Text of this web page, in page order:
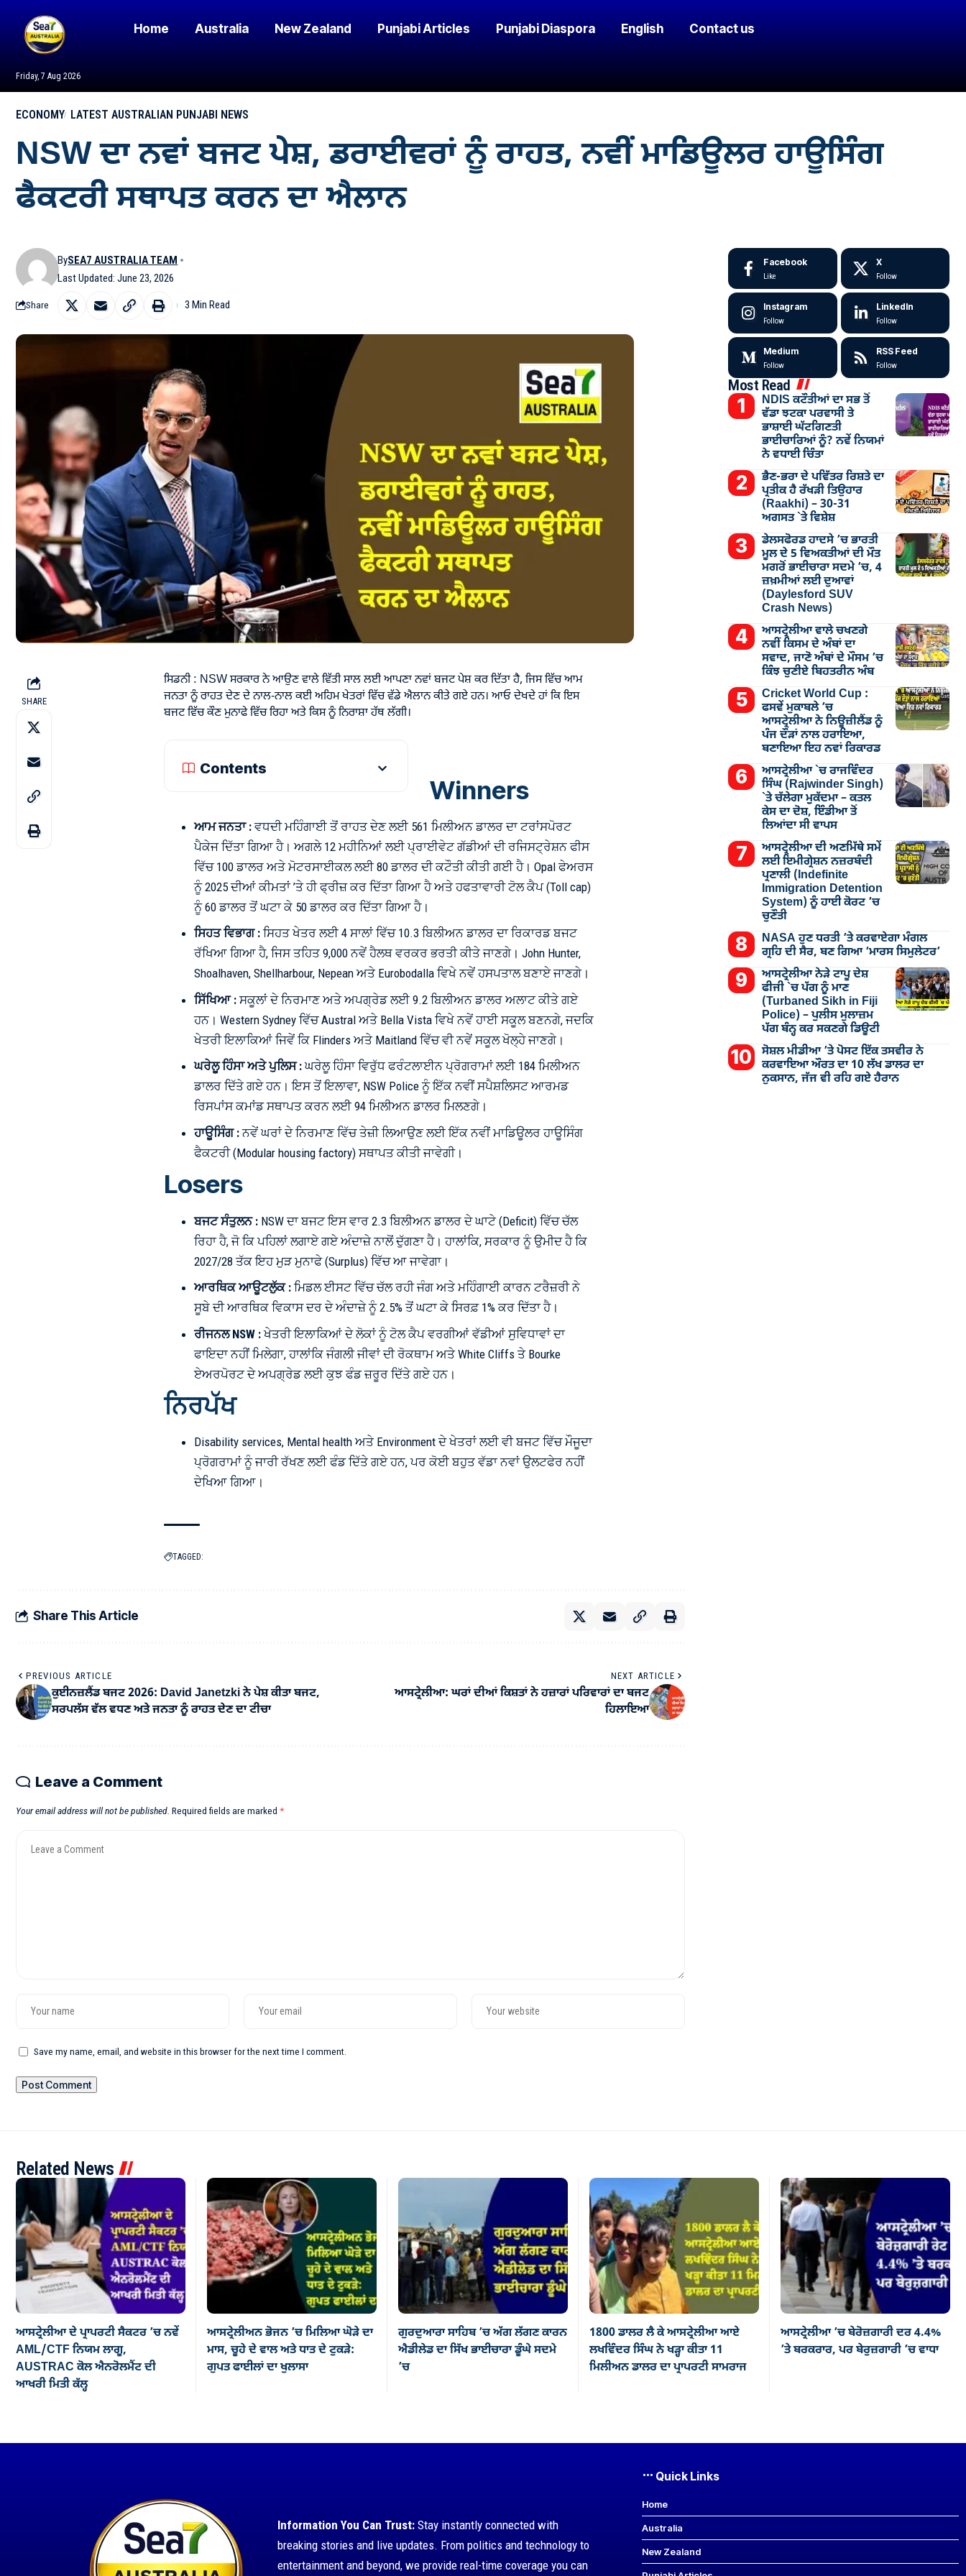
Friday, 7 Aug 2026
Home Australia New Zealand Punjabi Articles Punjabi Diaspora English Contact us
ECONOMY LATEST AUSTRALIAN PUNJABI NEWS
NSW ਦਾ ਨਵਾਂ ਬਜਟ ਪੇਸ਼, ਡਰਾਈਵਰਾਂ ਨੂੰ ਰਾਹਤ, ਨਵੀਂ ਮਾਡਿਊਲਰ ਹਾਊਸਿੰਗ
ਫੈਕਟਰੀ ਸਥਾਪਤ ਕਰਨ ਦਾ ਐਲਾਨ
Last Updated: June 23, 2026
BySEA7 AUSTRALIA TEAM
Share 3 Min Read
SHARE
ਸਿਡਨੀ : NSW ਸਰਕਾਰ ਨੇ ਆਉਣ ਵਾਲੇ ਵਿੱਤੀ ਸਾਲ ਲਈ ਆਪਣਾ ਨਵਾਂ ਬਜਟ ਪੇਸ਼ ਕਰ ਦਿੱਤਾ ਹੈ, ਜਿਸ ਵਿੱਚ ਆਮ
ਜਨਤਾ ਨੂੰ ਰਾਹਤ ਦੇਣ ਦੇ ਨਾਲ-ਨਾਲ ਕਈ ਅਹਿਮ ਖੇਤਰਾਂ ਵਿੱਚ ਵੱਡੇ ਐਲਾਨ ਕੀਤੇ ਗਏ ਹਨ। ਆਓ ਦੇਖਦੇ ਹਾਂ ਕਿ ਇਸ
ਬਜਟ ਵਿੱਚ ਕੌਣ ਮੁਨਾਫੇ ਵਿੱਚ ਰਿਹਾ ਅਤੇ ਕਿਸ ਨੂੰ ਨਿਰਾਸ਼ਾ ਹੱਥ ਲੱਗੀ।
Contents
Winners
ਆਮ ਜਨਤਾ :ਵਧਦੀ ਮਹਿੰਗਾਈ ਤੋਂ ਰਾਹਤ ਦੇਣ ਲਈ 561 ਮਿਲੀਅਨ ਡਾਲਰ ਦਾ ਟਰਾਂਸਪੋਰਟ
ਪੈਕੇਜ ਦਿੱਤਾ ਗਿਆ ਹੈ। ਅਗਲੇ 12 ਮਹੀਨਿਆਂ ਲਈ ਪ੍ਰਾਈਵੇਟ ਗੱਡੀਆਂ ਦੀ ਰਜਿਸਟ੍ਰੇਸ਼ਨ ਫੀਸ
ਵਿੱਚ 100 ਡਾਲਰ ਅਤੇ ਮੋਟਰਸਾਈਕਲ ਲਈ 80 ਡਾਲਰ ਦੀ ਕਟੌਤੀ ਕੀਤੀ ਗਈ ਹੈ। Opal ਫੇਅਰਸ
ਨੂੰ 2025 ਦੀਆਂ ਕੀਮਤਾਂ ’ਤੇ ਹੀ ਫ੍ਰੀਜ਼ ਕਰ ਦਿੱਤਾ ਗਿਆ ਹੈ ਅਤੇ ਹਫਤਾਵਾਰੀ ਟੋਲ ਕੈਪ (Toll cap)
ਨੂੰ 60 ਡਾਲਰ ਤੋਂ ਘਟਾ ਕੇ 50 ਡਾਲਰ ਕਰ ਦਿੱਤਾ ਗਿਆ ਹੈ।
ਸਿਹਤ ਵਿਭਾਗ : ਸਿਹਤ ਖੇਤਰ ਲਈ 4 ਸਾਲਾਂ ਵਿੱਚ 10.3 ਬਿਲੀਅਨ ਡਾਲਰ ਦਾ ਰਿਕਾਰਡ ਬਜਟ
ਰੱਖਿਆ ਗਿਆ ਹੈ, ਜਿਸ ਤਹਿਤ 9,000 ਨਵੇਂ ਹੈਲਥ ਵਰਕਰ ਭਰਤੀ ਕੀਤੇ ਜਾਣਗੇ। John Hunter,
Shoalhaven, Shellharbour, Nepean ਅਤੇ Eurobodalla ਵਿਖੇ ਨਵੇਂ ਹਸਪਤਾਲ ਬਣਾਏ ਜਾਣਗੇ।
ਸਿੱਖਿਆ :ਸਕੂਲਾਂ ਦੇ ਨਿਰਮਾਣ ਅਤੇ ਅਪਗ੍ਰੇਡ ਲਈ 9.2 ਬਿਲੀਅਨ ਡਾਲਰ ਅਲਾਟ ਕੀਤੇ ਗਏ
ਹਨ। Western Sydney ਵਿੱਚ Austral ਅਤੇ Bella Vista ਵਿਖੇ ਨਵੇਂ ਹਾਈ ਸਕੂਲ ਬਣਨਗੇ, ਜਦਕਿ
ਖੇਤਰੀ ਇਲਾਕਿਆਂ ਜਿਵੇਂ ਕਿ Flinders ਅਤੇ Maitland ਵਿੱਚ ਵੀ ਨਵੇਂ ਸਕੂਲ ਖੋਲ੍ਹੇ ਜਾਣਗੇ।
ਘਰੇਲੂ ਹਿੰਸਾ ਅਤੇ ਪੁਲਿਸ :ਘਰੇਲੂ ਹਿੰਸਾ ਵਿਰੁੱਧ ਫਰੰਟਲਾਈਨ ਪ੍ਰੋਗਰਾਮਾਂ ਲਈ 184 ਮਿਲੀਅਨ
ਡਾਲਰ ਦਿੱਤੇ ਗਏ ਹਨ। ਇਸ ਤੋਂ ਇਲਾਵਾ, NSW Police ਨੂੰ ਇੱਕ ਨਵੀਂ ਸਪੈਸ਼ਲਿਸਟ ਆਰਮਡ
ਰਿਸਪਾਂਸ ਕਮਾਂਡ ਸਥਾਪਤ ਕਰਨ ਲਈ 94 ਮਿਲੀਅਨ ਡਾਲਰ ਮਿਲਣਗੇ।
ਹਾਊਸਿੰਗ :ਨਵੇਂ ਘਰਾਂ ਦੇ ਨਿਰਮਾਣ ਵਿੱਚ ਤੇਜ਼ੀ ਲਿਆਉਣ ਲਈ ਇੱਕ ਨਵੀਂ ਮਾਡਿਊਲਰ ਹਾਊਸਿੰਗ
ਫੈਕਟਰੀ (Modular housing factory) ਸਥਾਪਤ ਕੀਤੀ ਜਾਵੇਗੀ।
Losers
ਬਜਟ ਸੰਤੁਲਨ : NSW ਦਾ ਬਜਟ ਇਸ ਵਾਰ 2.3 ਬਿਲੀਅਨ ਡਾਲਰ ਦੇ ਘਾਟੇ (Deficit) ਵਿੱਚ ਚੱਲ
ਰਿਹਾ ਹੈ, ਜੋ ਕਿ ਪਹਿਲਾਂ ਲਗਾਏ ਗਏ ਅੰਦਾਜ਼ੇ ਨਾਲੋਂ ਦੁੱਗਣਾ ਹੈ। ਹਾਲਾਂਕਿ, ਸਰਕਾਰ ਨੂੰ ਉਮੀਦ ਹੈ ਕਿ
2027/28 ਤੱਕ ਇਹ ਮੁੜ ਮੁਨਾਫੇ (Surplus) ਵਿੱਚ ਆ ਜਾਵੇਗਾ।
ਆਰਥਿਕ ਆਊਟਲੁੱਕ : ਮਿਡਲ ਈਸਟ ਵਿੱਚ ਚੱਲ ਰਹੀ ਜੰਗ ਅਤੇ ਮਹਿੰਗਾਈ ਕਾਰਨ ਟਰੈਜ਼ਰੀ ਨੇ
ਸੂਬੇ ਦੀ ਆਰਥਿਕ ਵਿਕਾਸ ਦਰ ਦੇ ਅੰਦਾਜ਼ੇ ਨੂੰ 2.5% ਤੋਂ ਘਟਾ ਕੇ ਸਿਰਫ਼ 1% ਕਰ ਦਿੱਤਾ ਹੈ।
ਰੀਜਨਲ NSW :ਖੇਤਰੀ ਇਲਾਕਿਆਂ ਦੇ ਲੋਕਾਂ ਨੂੰ ਟੋਲ ਕੈਪ ਵਰਗੀਆਂ ਵੱਡੀਆਂ ਸੁਵਿਧਾਵਾਂ ਦਾ
ਫਾਇਦਾ ਨਹੀਂ ਮਿਲੇਗਾ, ਹਾਲਾਂਕਿ ਜੰਗਲੀ ਜੀਵਾਂ ਦੀ ਰੋਕਥਾਮ ਅਤੇ White Cliffs ਤੇ Bourke
ਏਅਰਪੋਰਟ ਦੇ ਅਪਗ੍ਰੇਡ ਲਈ ਕੁਝ ਫੰਡ ਜ਼ਰੂਰ ਦਿੱਤੇ ਗਏ ਹਨ।
ਨਿਰਪੱਖ
Disability services, Mental health ਅਤੇ Environment ਦੇ ਖੇਤਰਾਂ ਲਈ ਵੀ ਬਜਟ ਵਿੱਚ ਮੌਜੂਦਾ
ਪ੍ਰੋਗਰਾਮਾਂ ਨੂੰ ਜਾਰੀ ਰੱਖਣ ਲਈ ਫੰਡ ਦਿੱਤੇ ਗਏ ਹਨ, ਪਰ ਕੋਈ ਬਹੁਤ ਵੱਡਾ ਨਵਾਂ ਉਲਟਫੇਰ ਨਹੀਂ
ਦੇਖਿਆ ਗਿਆ।
TAGGED:
Share This Article
PREVIOUS ARTICLE
ਕੁਈਨਜ਼ਲੈਂਡ ਬਜਟ 2026: David Janetzki ਨੇ ਪੇਸ਼ ਕੀਤਾ ਬਜਟ,
ਸਰਪਲੱਸ ਵੱਲ ਵਧਣ ਅਤੇ ਜਨਤਾ ਨੂੰ ਰਾਹਤ ਦੇਣ ਦਾ ਟੀਚਾ
NEXT ARTICLE
ਆਸਟ੍ਰੇਲੀਆ: ਘਰਾਂ ਦੀਆਂ ਕਿਸ਼ਤਾਂ ਨੇ ਹਜ਼ਾਰਾਂ ਪਰਿਵਾਰਾਂ ਦਾ ਬਜਟ
ਹਿਲਾਇਆ
Leave a Comment
Your email address will not be published. Required fields are marked *
Save my name, email, and website in this browser for the next time I comment.
Facebook
Like
X
Follow
Instagram
Follow
LinkedIn
Follow
Medium
Follow
RSS Feed
Follow
Most Read
NDIS ਕਟੌਤੀਆਂ ਦਾ ਸਭ ਤੋਂ
ਵੱਡਾ ਝਟਕਾ ਪਰਵਾਸੀ ਤੇ
ਭਾਸ਼ਾਈ ਘੱਟਗਿਣਤੀ
ਭਾਈਚਾਰਿਆਂ ਨੂੰ? ਨਵੇਂ ਨਿਯਮਾਂ
ਨੇ ਵਧਾਈ ਚਿੰਤਾ
ਭੈਣ-ਭਰਾ ਦੇ ਪਵਿੱਤਰ ਰਿਸ਼ਤੇ ਦਾ
ਪ੍ਰਤੀਕ ਹੈ ਰੱਖੜੀ ਤਿਉਹਾਰ
(Raakhi) – 30-31
ਅਗਸਤ `ਤੇ ਵਿਸ਼ੇਸ਼
ਡੇਲਸਫੋਰਡ ਹਾਦਸੇ ’ਚ ਭਾਰਤੀ
ਮੂਲ ਦੇ 5 ਵਿਅਕਤੀਆਂ ਦੀ ਮੌਤ
ਮਗਰੋਂ ਭਾਈਚਾਰਾ ਸਦਮੇ ’ਚ, 4
ਜ਼ਖ਼ਮੀਆਂ ਲਈ ਦੁਆਵਾਂ
(Daylesford SUV
Crash News)
ਆਸਟ੍ਰੇਲੀਆ ਵਾਲੇ ਚਖਣਗੇ
ਨਵੀਂ ਕਿਸਮ ਦੇ ਅੰਬਾਂ ਦਾ
ਸਵਾਦ, ਜਾਣੋ ਅੰਬਾਂ ਦੇ ਮੌਸਮ ’ਚ
ਕਿੰਝ ਚੁਣੀਏ ਬਿਹਤਰੀਨ ਅੰਬ
Cricket World Cup :
ਫਸਵੇਂ ਮੁਕਾਬਲੇ ’ਚ
ਆਸਟ੍ਰੇਲੀਆ ਨੇ ਨਿਊਜ਼ੀਲੈਂਡ ਨੂੰ
ਪੰਜ ਦੌੜਾਂ ਨਾਲ ਹਰਾਇਆ,
ਬਣਾਇਆ ਇਹ ਨਵਾਂ ਰਿਕਾਰਡ
ਆਸਟ੍ਰੇਲੀਆ `ਚ ਰਾਜਵਿੰਦਰ
ਸਿੰਘ (Rajwinder Singh)
`ਤੇ ਚੱਲੇਗਾ ਮੁੁਕੱਦਮਾ – ਕਤਲ
ਕੇਸ ਦਾ ਦੋਸ਼, ਇੰਡੀਆ ਤੋਂ
ਲਿਆਂਦਾ ਸੀ ਵਾਪਸ
ਆਸਟ੍ਰੇਲੀਆ ਦੀ ਅਣਮਿੱਥੇ ਸਮੇਂ
ਲਈ ਇਮੀਗ੍ਰੇਸ਼ਨ ਨਜ਼ਰਬੰਦੀ
ਪ੍ਰਣਾਲੀ (Indefinite
Immigration Detention
System) ਨੂੰ ਹਾਈ ਕੋਰਟ ’ਚ
ਚੁਣੌਤੀ
NASA ਹੁਣ ਧਰਤੀ ’ਤੇ ਕਰਵਾਏਗਾ ਮੰਗਲ
ਗ੍ਰਹਿ ਦੀ ਸੈਰ, ਬਣ ਗਿਆ ‘ਮਾਰਸ ਸਿਮੁਲੇਟਰ’
ਆਸਟ੍ਰੇਲੀਆ ਨੇੜੇ ਟਾਪੂ ਦੇਸ਼
ਫੀਜੀ `ਚ ਪੱਗ ਨੂੰ ਮਾਣ
(Turbaned Sikh in Fiji
Police) – ਪੁਲੀਸ ਮੁਲਾਜ਼ਮ
ਪੱਗ ਬੰਨ੍ਹ ਕਰ ਸਕਣਗੇ ਡਿਊਟੀ
ਸੋਸ਼ਲ ਮੀਡੀਆ ’ਤੇ ਪੋਸਟ ਇੱਕ ਤਸਵੀਰ ਨੇ
ਕਰਵਾਇਆ ਔਰਤ ਦਾ 10 ਲੱਖ ਡਾਲਰ ਦਾ
ਨੁਕਸਾਨ, ਜੱਜ ਵੀ ਰਹਿ ਗਏ ਹੈਰਾਨ
Related News
ਆਸਟ੍ਰੇਲੀਆ ਦੇ ਪ੍ਰਾਪਰਟੀ ਸੈਕਟਰ ’ਚ ਨਵੇਂ
AML/CTF ਨਿਯਮ ਲਾਗੂ,
AUSTRAC ਕੋਲ ਐਨਰੋਲਮੈਂਟ ਦੀ
ਆਖਰੀ ਮਿਤੀ ਕੱਲ੍ਹ
ਆਸਟ੍ਰੇਲੀਅਨ ਭੋਜਨ ’ਚ ਮਿਲਿਆ ਘੋੜੇ ਦਾ
ਮਾਸ, ਚੂਹੇ ਦੇ ਵਾਲ ਅਤੇ ਧਾਤ ਦੇ ਟੁਕੜੇ:
ਗੁਪਤ ਫਾਈਲਾਂ ਦਾ ਖੁਲਾਸਾ
ਗੁਰਦੁਆਰਾ ਸਾਹਿਬ ’ਚ ਅੱਗ ਲੱਗਣ ਕਾਰਨ
ਐਡੀਲੇਡ ਦਾ ਸਿੱਖ ਭਾਈਚਾਰਾ ਡੂੰਘੇ ਸਦਮੇ
’ਚ
1800 ਡਾਲਰ ਲੈ ਕੇ ਆਸਟ੍ਰੇਲੀਆ ਆਏ
ਲਖਵਿੰਦਰ ਸਿੰਘ ਨੇ ਖੜ੍ਹਾ ਕੀਤਾ 11
ਮਿਲੀਅਨ ਡਾਲਰ ਦਾ ਪ੍ਰਾਪਰਟੀ ਸਾਮਰਾਜ
ਆਸਟ੍ਰੇਲੀਆ ’ਚ ਬੇਰੋਜ਼ਗਾਰੀ ਦਰ 4.4%
’ਤੇ ਬਰਕਰਾਰ, ਪਰ ਬੇਰੁਜ਼ਗਾਰੀ ’ਚ ਵਾਧਾ
Information You Can Trust: Stay instantly connected with
breaking stories and live updates. From politics and technology to
entertainment and beyond, we provide real-time coverage you can
Quick Links
Home
Australia
New Zealand